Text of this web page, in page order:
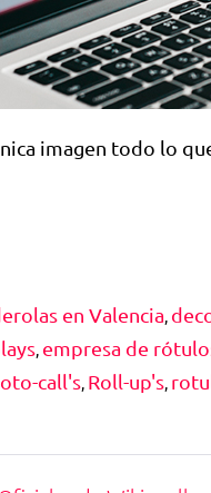
imagen todo lo
en Valencia,
, empresa de
call's, Roll-up's,